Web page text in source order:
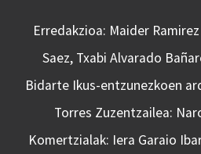
Erredakzioa: Maider
Saez, Txabi Alvarado
Bidarte Ikus-entzunezkoen
Torres Zuzentzailea:
Komertzialak: Iera Garaio